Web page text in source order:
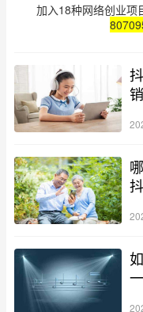
加入18种网络创业项